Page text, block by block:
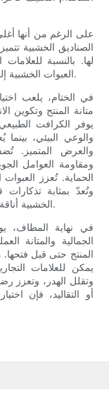
على الرغم من أنها أغلى
الصناديق الخشبية
لها. بالنسبة
العبوات الخشبية إلى مزيج مثالي من المتانة والأناقة والوعي البيئي.
في الختام، يلعب
متانة المنتج وتكوين
يوفر الكرافت
والوعي البيئي،
والعرض المتميز.
ومقاومة العوامل
الحماية. تُعزز
وتُعدّ بمثابة تذكارات
الخشبية أناقة خالدة وحرفية متينة تُلامس مشاعر المستهلكين.
في نهاية المطاف،
الجمالية والمتانة
المنتج حتى قبل
يمكن للعلامات
وتقلل الهدر، وتعزز
أو التقاليد، فإن